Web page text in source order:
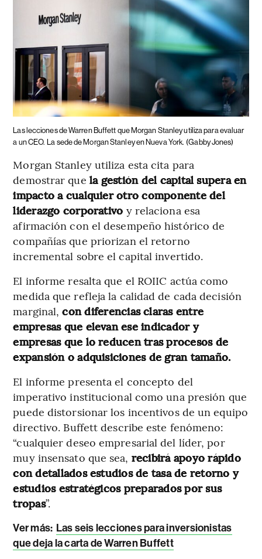
Las lecciones de Warren Buffett que Morgan Stanley utiliza para evaluar
a un CEO. La sede de Morgan Stanley en Nueva York. (Gabby Jones)
Morgan Stanley utiliza esta cita para
demostrar que la gestión del capital supera en
impacto a cualquier otro componente del
liderazgo corporativo y relaciona esa
afirmación con el desempeño histórico de
compañías que priorizan el retorno
incremental sobre el capital invertido.
El informe resalta que el ROIIC actúa como
medida que refleja la calidad de cada decisión
marginal,con diferencias claras entre
empresas que elevan ese indicador y
empresas que lo reducen tras procesos de
expansión o adquisiciones de gran tamaño.
El informe presenta el concepto del
imperativo institucional como una presión que
puede distorsionar los incentivos de un equipo
directivo. Buffett describe este fenómeno:
“cualquier deseo empresarial del líder, por
muy insensato que sea, recibirá apoyo rápido
con detallados estudios de tasa de retorno y
estudios estratégicos preparados por sus
tropas”.
Ver más: Las seis lecciones para inversionistas
que deja la carta de Warren Buffett